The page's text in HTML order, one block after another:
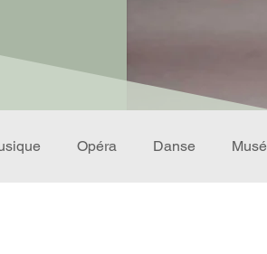
Opéra Danse